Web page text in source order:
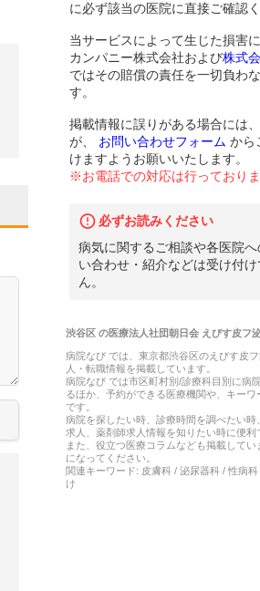
に必ず該当の医院に直接ご確認く
当サービスによって生じた損害
カンパニー株式会社および株式
ではその賠償の責任を一切負わ
す。
掲載情報に誤りがある場合には
が、
お問い合わせフォーム から
けますようお願いいたします。
※お電話での対応は行っており
必ずお読みください
病気に関するご相談や各医院へ
い合わせ・紹介などは受け付
ん。
渋谷区の医療法人社団朝日会 えびす皮フ
病院なび では、 東京都渋谷区のえびす皮
人・転職情報を掲載しています。
病院なび では市区町村別/診療科目別に病
るほか、予約ができる医療機関や、キー
です。
病院を探したい時、診療時間を調べたい時
求人、薬剤師求人情報を知りたい時に便利
また、役立つ医療コラムなども掲載してい
になってください。
関連キーワード: 皮膚科 / 泌尿器科 / 性病
け